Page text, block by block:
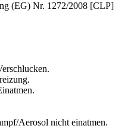
(EG) Nr. 1272/2008 [CLP]
Aerosol nicht einatmen.